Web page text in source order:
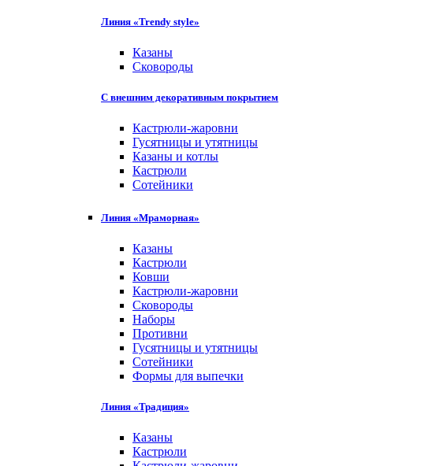
Линия «Trendy style»
Казаны
Сковороды
С внешним декоративным покрытием
Кастрюли-жаровни
Гусятницы и утятницы
Казаны и котлы
Кастрюли
Сотейники
Линия «Мраморная»
Казаны
Кастрюли
Ковши
Кастрюли-жаровни
Сковороды
Наборы
Противни
Гусятницы и утятницы
Сотейники
Формы для выпечки
Линия «Традиция»
Казаны
Кастрюли